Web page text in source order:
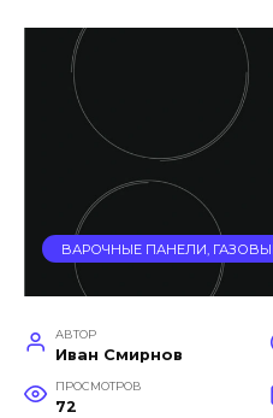
ВАРОЧНЫЕ ПАНЕЛИ,
АВТОР
Иван Смирнов
ПРОСМОТРОВ
72